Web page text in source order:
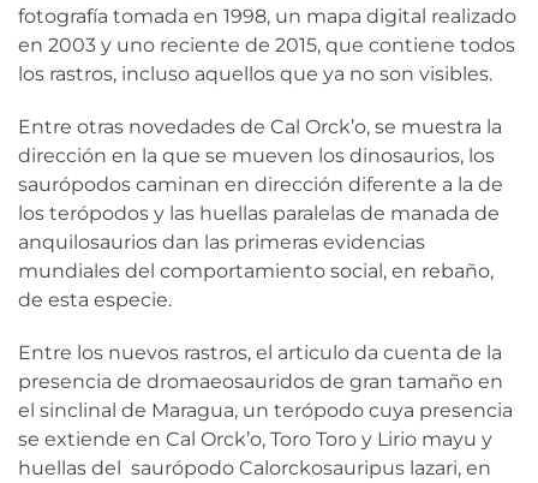
fotografía tomada en 1998, un mapa digital realizado
en 2003 y uno reciente de 2015, que contiene todos
los rastros, incluso aquellos que ya no son visibles.
Entre otras novedades de Cal Orck’o, se muestra la
dirección en la que se mueven los dinosaurios, los
saurópodos caminan en dirección diferente a la de
los terópodos y las huellas paralelas de manada de
anquilosaurios dan las primeras evidencias
mundiales del comportamiento social, en rebaño,
de esta especie.
Entre los nuevos rastros, el articulo da cuenta de la
presencia de dromaeosauridos de gran tamaño en
el sinclinal de Maragua, un terópodo cuya presencia
se extiende en Cal Orck’o, Toro Toro y Lirio mayu y
huellas del saurópodo Calorckosauripus lazari, en